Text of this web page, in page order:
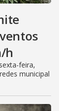
h
feira,
municipal